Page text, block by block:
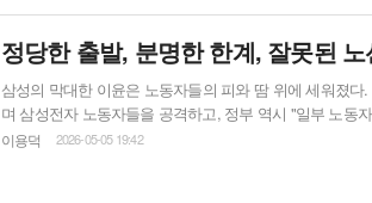
없다...
정당한 출발, 분명한 한계, 잘못된 노
삼성의 막대한 이윤은 노동자들의 피와 땀 위에 세워졌다
며 삼성전자 노동자들을 공격하고, 정부 역시 "일부 노동
압박한다. 노동자들의 파업권 행사는 정당하다. 그러나 이 투쟁이 전체 노동자계급의 지지를 얻고 반
이용덕 2026-05-05 19:42